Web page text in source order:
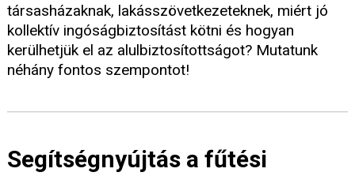
társasházaknak, lakásszövetkezeteknek, miért jó
kollektív ingóságbiztosítást kötni és hogyan
kerülhetjük el az alulbiztosítottságot? Mutatunk
néhány fontos szempontot!
Segítségnyújtás a fűtési